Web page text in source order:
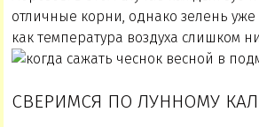
отличные корни, однако зелень уже
как температура воздуха слишком
СВЕРИМСЯ ПО ЛУННОМУ